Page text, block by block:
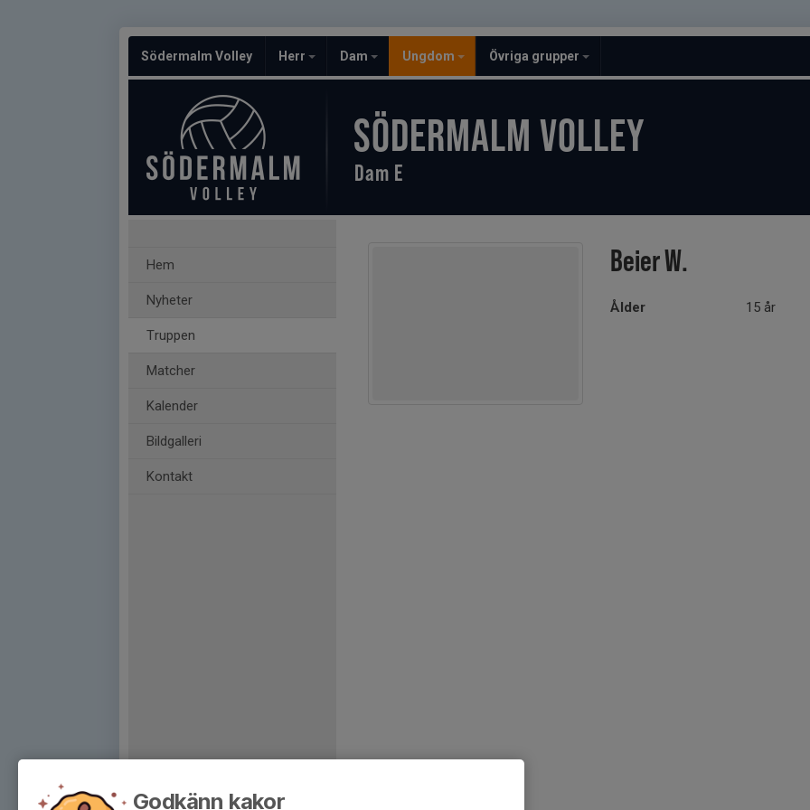
Södermalm Volley Herr Dam Ungdom Övriga grupper
SÖDERMALM VOLLEY
Dam E
Hem
Nyheter
Truppen
Matcher
Kalender
Bildgalleri
Kontakt
Beier W.
Ålder 15 år
Godkänn kakor